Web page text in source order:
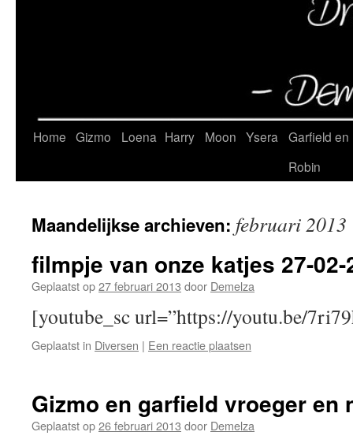
Home Gizmo Loena Harry Moon Ysera
Garfield en
Robin
Maandelijkse archieven: februari 2013
filmpje van onze katjes 27-02-
Geplaatst op27 februari 2013 door Demelza
[youtube_sc url=”https://youtu.be/
Geplaatst in Diversen | Een reactie plaatsen
Gizmo en garfield vroeger en
Geplaatst op26 februari 2013 door Demelza